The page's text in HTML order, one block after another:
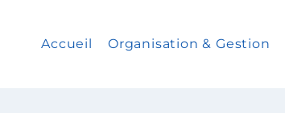
Accueil Organisation & Gestion